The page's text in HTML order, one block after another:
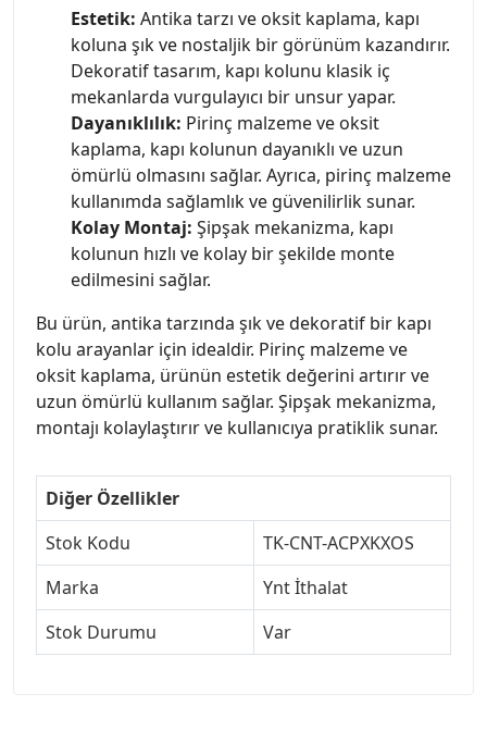
Estetik: Antika tarzı ve oksit kaplama, kapı
koluna şık ve nostaljik bir görünüm kazandırır.
Dekoratif tasarım, kapı kolunu klasik iç
mekanlarda vurgulayıcı bir unsur yapar.
Dayanıklılık: Pirinç malzeme ve oksit
kaplama, kapı kolunun dayanıklı ve uzun
ömürlü olmasını sağlar. Ayrıca, pirinç malzeme
kullanımda sağlamlık ve güvenilirlik sunar.
Kolay Montaj: Şipşak mekanizma, kapı
kolunun hızlı ve kolay bir şekilde monte
edilmesini sağlar.
Bu ürün, antika tarzında şık ve dekoratif bir kapı
kolu arayanlar için idealdir. Pirinç malzeme ve
oksit kaplama, ürünün estetik değerini artırır ve
uzun ömürlü kullanım sağlar. Şipşak mekanizma,
montajı kolaylaştırır ve kullanıcıya pratiklik sunar.
Diğer Özellikler
Stok Kodu
TK-CNT-ACPXKXOS
Marka
Ynt İthalat
Stok Durumu
Var